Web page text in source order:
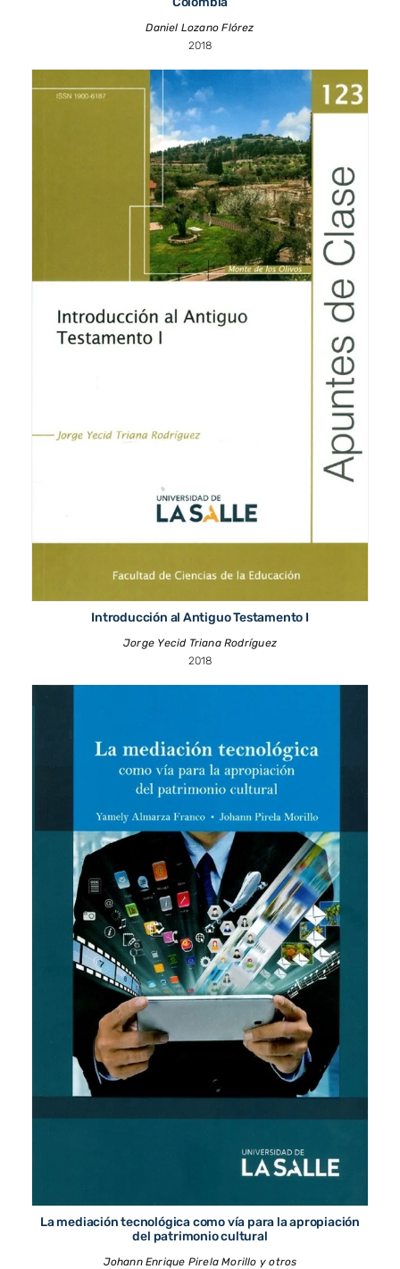
Daniel Lozano Flórez
2018
Introducción al Antiguo Testamento I
Jorge Yecid Triana Rodríguez
2018
La mediación tecnológica como vía para la apropiación
del patrimonio cultural
Johann Enrique Pirela Morillo y otros